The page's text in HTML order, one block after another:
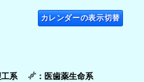
カレンダーの表示切替
工系
：医歯薬生命系